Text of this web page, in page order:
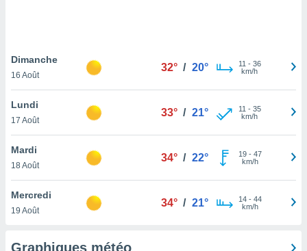
notre
que
et que
Dimanche
16 Août
32° / 20° 11 - 36
km/h
Lundi
17 Août
33° / 21° 11 - 35
km/h
Mardi
18 Août
34° / 22° 19- 47
km/h
Mercredi
19 Août
34° / 21° 14- 44
km/h
Graphiques météo